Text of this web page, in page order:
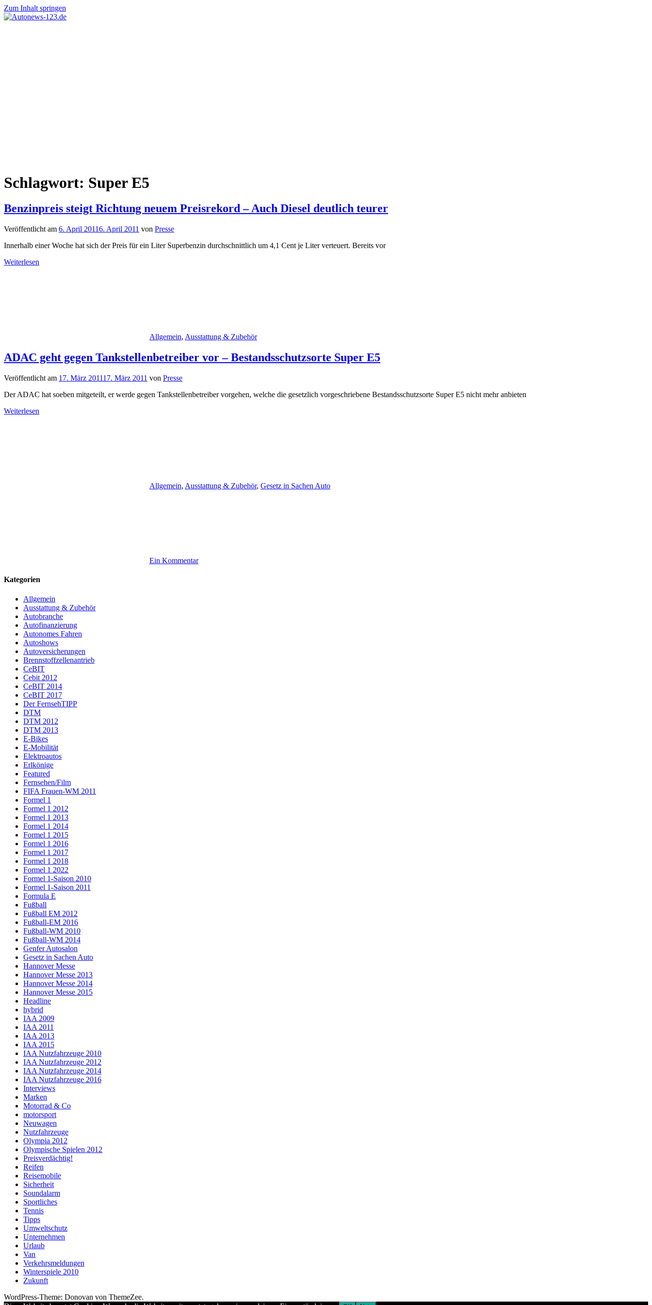
Zum Inhalt springen
Schlagwort: Super E5
Benzinpreis steigt Richtung neuem Preisrekord – Auch Diesel deutlich teurer
Veröffentlicht am 6. April 20116. April 2011 von Presse
Innerhalb einer Woche hat sich der Preis für ein Liter Superbenzin durchschnittlich um 4,1 Cent je Liter verteuert. Bereits vor
Weiterlesen
Allgemein, Ausstattung & Zubehör
ADAC geht gegen Tankstellenbetreiber vor – Bestandsschutzsorte Super E5
Veröffentlicht am 17. März 201117. März 2011 von Presse
Der ADAC hat soeben mitgeteilt, er werde gegen Tankstellenbetreiber vorgehen, welche die gesetzlich vorgeschriebene Bestandsschutzsorte Super E5 nicht mehr anbieten
Weiterlesen
Allgemein, Ausstattung & Zubehör, Gesetz in Sachen Auto
Ein Kommentar
Kategorien
Allgemein
Ausstattung & Zubehör
Autobranche
Autofinanzierung
Autonomes Fahren
Autoshows
Autoversicherungen
Brennstoffzellenantrieb
CeBIT
Cebit 2012
CeBIT 2014
CeBIT 2017
Der FernsehTIPP
DTM
DTM 2012
DTM 2013
E-Bikes
E-Mobilität
Elektroautos
Erlkönige
Featured
Fernsehen/Film
FIFA Frauen-WM 2011
Formel 1
Formel 1 2012
Formel 1 2013
Formel 1 2014
Formel 1 2015
Formel 1 2016
Formel 1 2017
Formel 1 2018
Formel 1 2022
Formel 1-Saison 2010
Formel 1-Saison 2011
Formula E
Fußball
Fußball EM 2012
Fußball-EM 2016
Fußball-WM 2010
Fußball-WM 2014
Genfer Autosalon
Gesetz in Sachen Auto
Hannover Messe
Hannover Messe 2013
Hannover Messe 2014
Hannover Messe 2015
Headline
hybrid
IAA 2009
IAA 2011
IAA 2013
IAA 2015
IAA Nutzfahrzeuge 2010
IAA Nutzfahrzeuge 2012
IAA Nutzfahrzeuge 2014
IAA Nutzfahrzeuge 2016
Interviews
Marken
Motorrad & Co
motorsport
Neuwagen
Nutzfahrzeuge
Olympia 2012
Olympische Spielen 2012
Preisverdächtig!
Reifen
Reisemobile
Sicherheit
Soundalarm
Sportliches
Tennis
Tipps
Umweltschutz
Unternehmen
Urlaub
Van
Verkehrsmeldungen
Winterspiele 2010
Zukunft
WordPress-Theme: Donovan von ThemeZee.